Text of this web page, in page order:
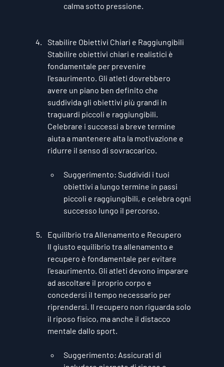
calma sotto pressione.
Stabilire Obiettivi Chiari e Raggiungibili
Stabilire obiettivi chiari e realistici è
fondamentale per prevenire
l'esaurimento. Gli atleti dovrebbero
avere un piano ben definito che
suddivida gli obiettivi più grandi in
traguardi piccoli e raggiungibili.
Celebrare i successi a breve termine
aiuta a mantenere alta la motivazione e
ridurre il senso di sovraccarico.
Suggerimento: Suddividi i tuoi
obiettivi a lungo termine in passi
piccoli e raggiungibili, e celebra ogni
successo lungo il percorso.
Equilibrio tra Allenamento e Recupero
Il giusto equilibrio tra allenamento e
recupero è fondamentale per evitare
l'esaurimento. Gli atleti devono imparare
ad ascoltare il proprio corpo e
concedersi il tempo necessario per
riprendersi. Il recupero non riguarda solo
il riposo fisico, ma anche il distacco
mentale dallo sport.
Suggerimento: Assicurati di